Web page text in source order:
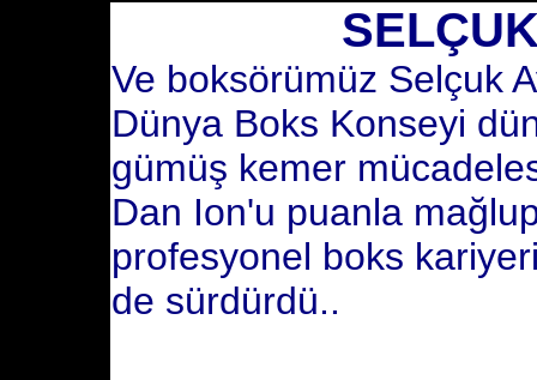
SELÇUK
Ve boksörümüz Selçuk
Dünya Boks Konseyi
gümüş kemer
Dan Ion'u puanla
profesyonel boks
de sürdürdü..